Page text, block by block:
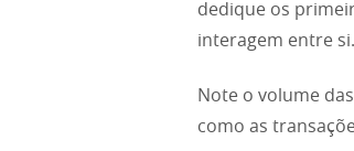
dedique os
interagem entre si.
Note o volume
como as